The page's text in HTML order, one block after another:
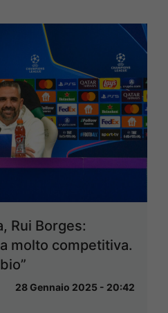
Rui Borges:
molto competitiva.
28 Gennaio 2025 - 20:42